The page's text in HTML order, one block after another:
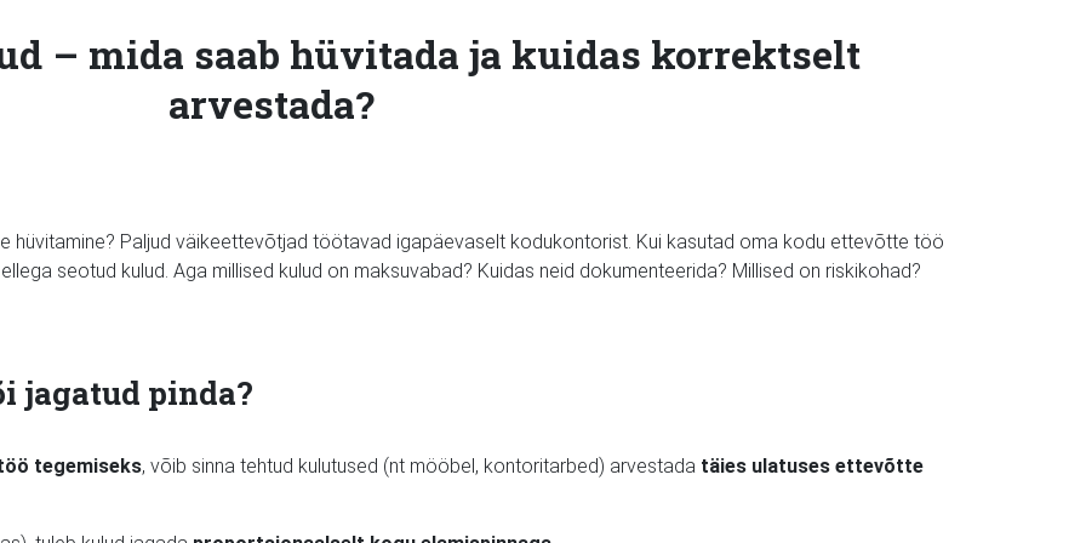
– mida saab hüvitada ja kuidas korrektselt
arvestada?
hüvitamine? Paljud väikeettevõtjad töötavad igapäevaselt kodukontorist. Kui kasutad oma kodu ettevõtte töö
seotud kulud. Aga millised kulud on maksuvabad? Kuidas neid dokumenteerida? Millised on riskikohad?
jagatud pinda?
tegemiseks, võib sinna tehtud kulutused (nt mööbel, kontoritarbed) arvestada täies ulatuses ettevõtte